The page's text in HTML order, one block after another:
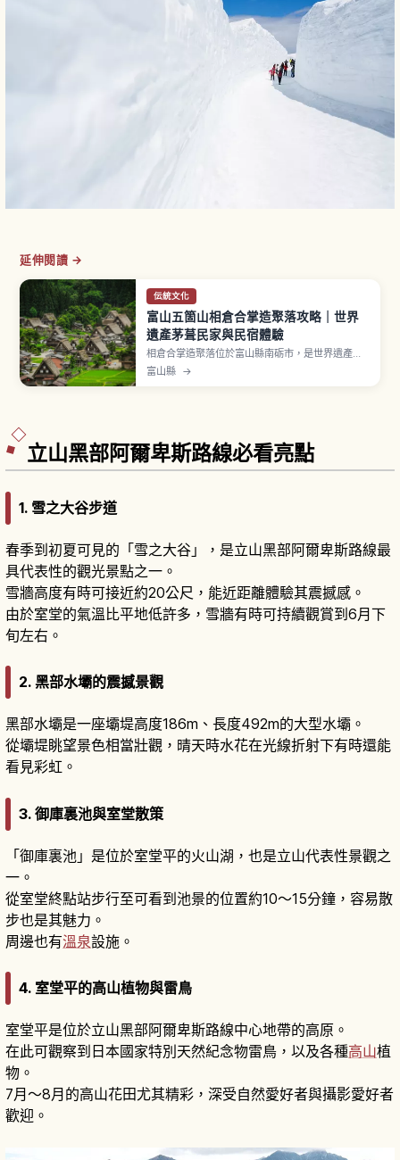
延伸閱讀 →
伝統文化
富山五箇山相倉合掌造聚落攻略｜世界
遺產茅葺民家與民宿體驗
相倉合掌造聚落位於富山縣南砺市，是世界遺產
「白川鄉・五箇山合掌造聚落」構成資產。陡峭茅
富山縣 →
立山黑部阿爾卑斯路線必看亮點
1. 雪之大谷步道
春季到初夏可見的「雪之大谷」，是立山黑部阿爾卑斯路線最
具代表性的觀光景點之一。
雪牆高度有時可接近約20公尺，能近距離體驗其震撼感。
由於室堂的氣溫比平地低許多，雪牆有時可持續觀賞到6月下
旬左右。
2. 黑部水壩的震撼景觀
黑部水壩是一座壩堤高度186m、長度492m的大型水壩。
從壩堤眺望景色相當壯觀，晴天時水花在光線折射下有時還能
看見彩虹。
3. 御庫裏池與室堂散策
「御庫裏池」是位於室堂平的火山湖，也是立山代表性景觀之
一。
從室堂終點站步行至可看到池景的位置約10〜15分鐘，容易散
步也是其魅力。
周邊也有溫泉設施。
4. 室堂平的高山植物與雷鳥
室堂平是位於立山黑部阿爾卑斯路線中心地帶的高原。
在此可觀察到日本國家特別天然紀念物雷鳥，以及各種高山植
物。
7月〜8月的高山花田尤其精彩，深受自然愛好者與攝影愛好者
歡迎。